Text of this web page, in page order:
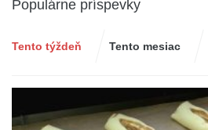
Populárne príspevky
Tento týždeň Tento mesiac